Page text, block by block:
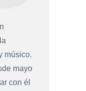
músico.
mayo
con él